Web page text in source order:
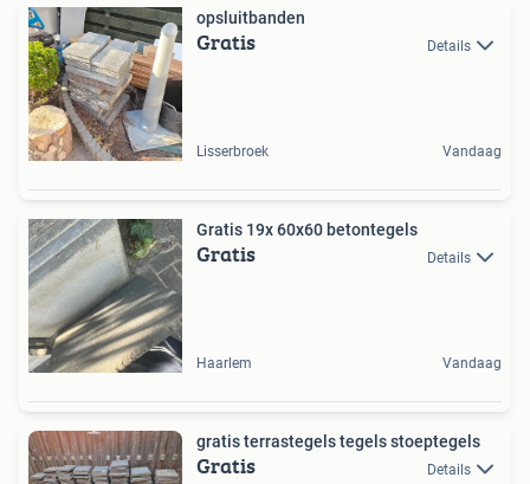
opsluitbanden
Gratis Details
Lisserbroek Vandaag
Gratis 19x 60x60 betontegels
Gratis Details
Haarlem Vandaag
gratis terrastegels tegels stoeptegels
Gratis Details